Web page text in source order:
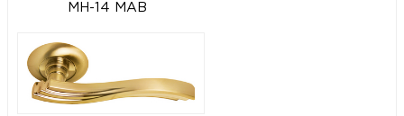
MH-14 MAB